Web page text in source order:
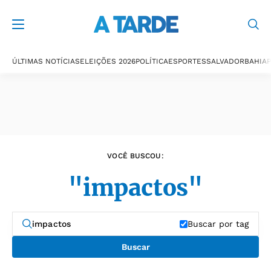
ÚLTIMAS NOTÍCIASELEIÇÕES 2026POLÍTICAESPORTESSALVADORBAHIA
VOCÊ BUSCOU:
"impactos"
Buscar por tag
Buscar